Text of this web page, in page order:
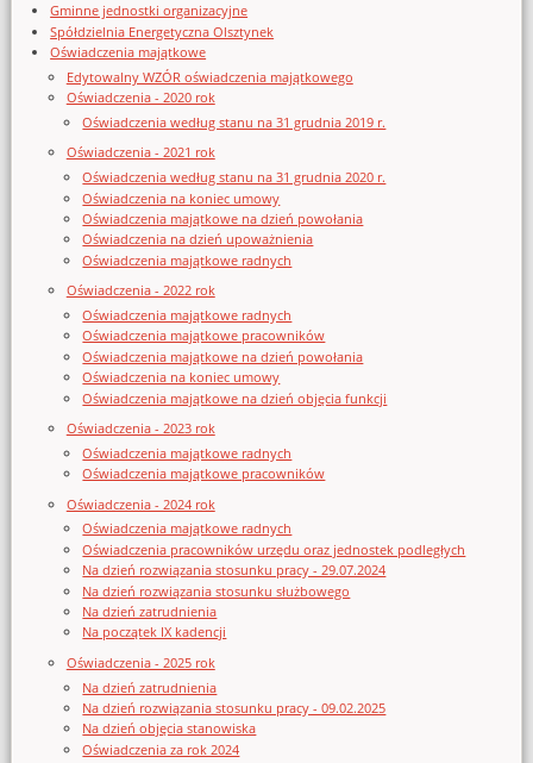
Gminne jednostki organizacyjne
Spółdzielnia Energetyczna Olsztynek
Oświadczenia majątkowe
Edytowalny WZÓR oświadczenia majątkowego
Oświadczenia - 2020 rok
Oświadczenia według stanu na 31 grudnia 2019 r.
Oświadczenia - 2021 rok
Oświadczenia według stanu na 31 grudnia 2020 r.
Oświadczenia na koniec umowy
Oświadczenia majątkowe na dzień powołania
Oświadczenia na dzień upoważnienia
Oświadczenia majątkowe radnych
Oświadczenia - 2022 rok
Oświadczenia majątkowe radnych
Oświadczenia majątkowe pracowników
Oświadczenia majątkowe na dzień powołania
Oświadczenia na koniec umowy
Oświadczenia majątkowe na dzień objęcia funkcji
Oświadczenia - 2023 rok
Oświadczenia majątkowe radnych
Oświadczenia majątkowe pracowników
Oświadczenia - 2024 rok
Oświadczenia majątkowe radnych
Oświadczenia pracowników urzędu oraz jednostek podległych
Na dzień rozwiązania stosunku pracy - 29.07.2024
Na dzień rozwiązania stosunku służbowego
Na dzień zatrudnienia
Na początek IX kadencji
Oświadczenia - 2025 rok
Na dzień zatrudnienia
Na dzień rozwiązania stosunku pracy - 09.02.2025
Na dzień objęcia stanowiska
Oświadczenia za rok 2024